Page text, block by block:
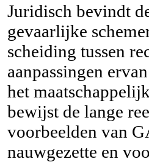
Juridisch bevindt
gevaarlijke
scheiding tussen
aanpassingen
het
bewijst de lange
voorbeelden van
nauwgezette en